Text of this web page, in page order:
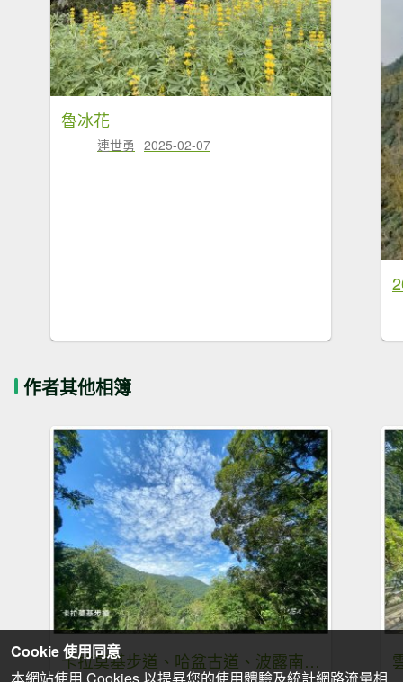
魯冰花
連世勇 2025-02-07
作者其他相簿
卡拉莫基步道、哈盆古道、波露南山 連走
Cookie 使用同意